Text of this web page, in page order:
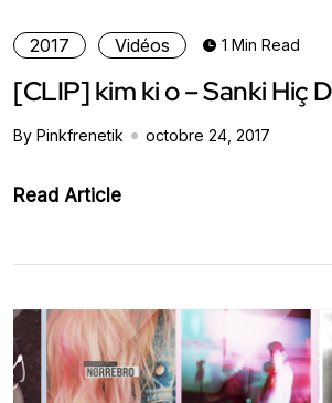
2017 Vidéos 1 Min Read
[CLIP] kim ki o – Sanki Hiç
By Pinkfrenetik octobre 24, 2017
Read Article